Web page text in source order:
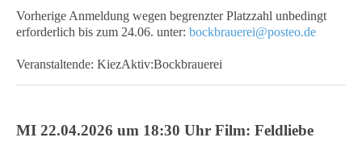
Vorherige Anmeldung wegen begrenzter Platzzahl unbedingt
erforderlich bis zum 24.06. unter: bockbrauerei@posteo.de
Veranstaltende: KiezAktiv:Bockbrauerei
MI 22.04.2026 um 18:30 Uhr Film: Feldliebe